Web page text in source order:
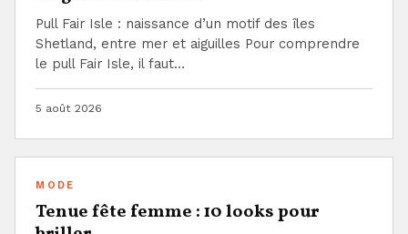
Pull Fair Isle : naissance d’un motif des îles
Shetland, entre mer et aiguilles Pour comprendre
le pull Fair Isle, il faut…
5 août 2026
MODE
Tenue fête femme : 10 looks pour